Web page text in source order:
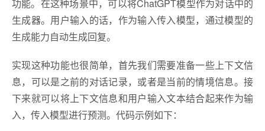
功能。在这种场景中，可以将ChatGPT模型作为对话中的
生成器。用户输入的话，作为输入传入模型，通过模型的
生成能力自动生成回复。
实现这种功能也很简单，首先我们需要准备一些上下文信
息，可以是之前的对话记录，或者是当前的情境信息。接
下来就可以将上下文信息和用户输入文本结合起来作为输
入，传入模型进行预测。代码示例如下：